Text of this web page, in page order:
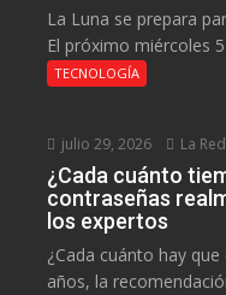
La Luna se prepara
El próximo miércoles
TECNOLOGÍA
julio 29, 2026 La
¿Cada cuánto
contraseñas
los expertos
¿Cada cuánto hay
años, la